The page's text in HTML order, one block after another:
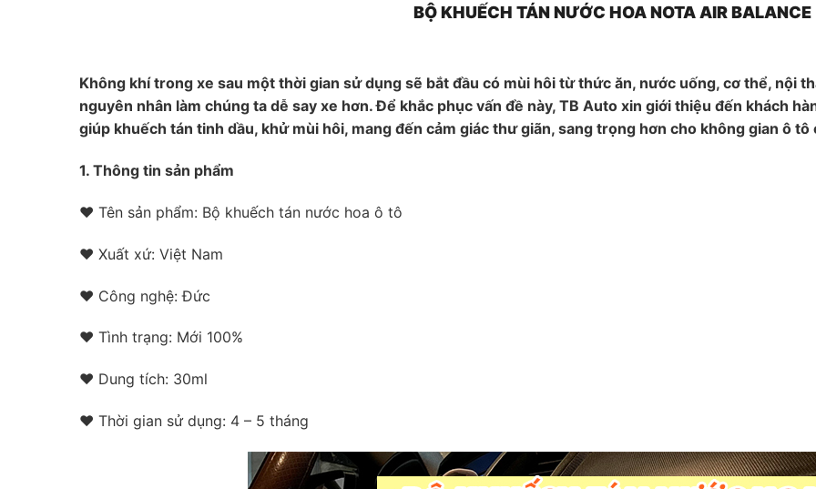
BỘ KHUẾCH TÁN NƯỚC HOA NOTA AIR BALANCE
Không khí trong xe sau một thời gian sử dụng sẽ bắt đầu có mùi hôi từ thức ăn, nước uống, cơ thể, nội
nguyên nhân làm chúng ta dễ say xe hơn. Để khắc phục vấn đề này, TB Auto xin giới thiệu đến khách
giúp khuếch tán tinh dầu, khử mùi hôi, mang đến cảm giác thư giãn, sang trọng hơn cho không gian ô tô
1. Thông tin sản phẩm
❤ Tên sản phẩm: Bộ khuếch tán nước hoa ô tô
❤ Xuất xứ: Việt Nam
❤ Công nghệ: Đức
❤ Tình trạng: Mới 100%
❤ Dung tích: 30ml
❤ Thời gian sử dụng: 4 – 5 tháng